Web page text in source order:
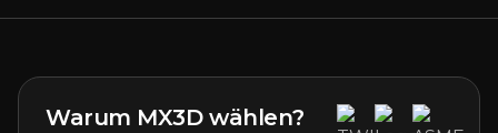
Warum MX3D wählen?